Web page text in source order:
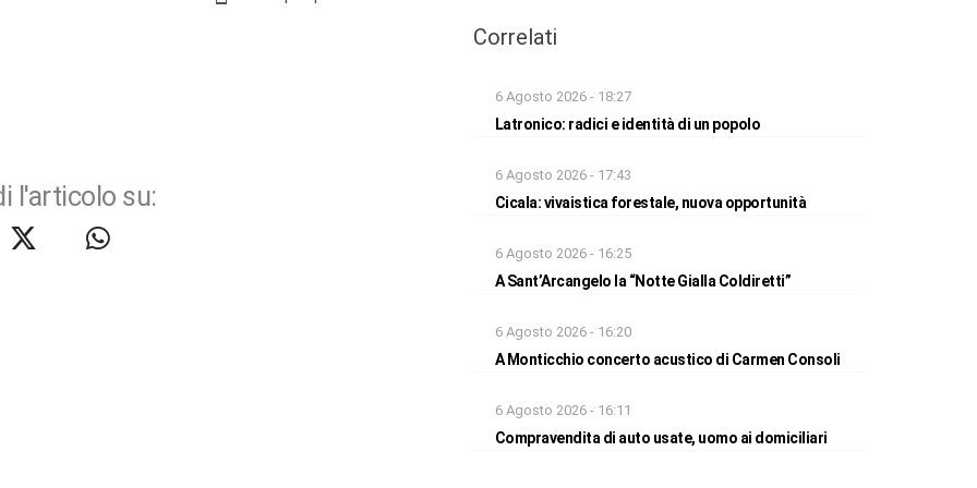
l'articolo su:
Correlati
6 Agosto 2026 - 18:27
Latronico: radici e identità di un popolo
6 Agosto 2026 - 17:43
Cicala: vivaistica forestale, nuova opportunità
6 Agosto 2026 - 16:25
A Sant’Arcangelo la “Notte Gialla Coldiretti”
6 Agosto 2026 - 16:20
A Monticchio concerto acustico di Carmen Consoli
6 Agosto 2026 - 16:11
Compravendita di auto usate, uomo ai domiciliari